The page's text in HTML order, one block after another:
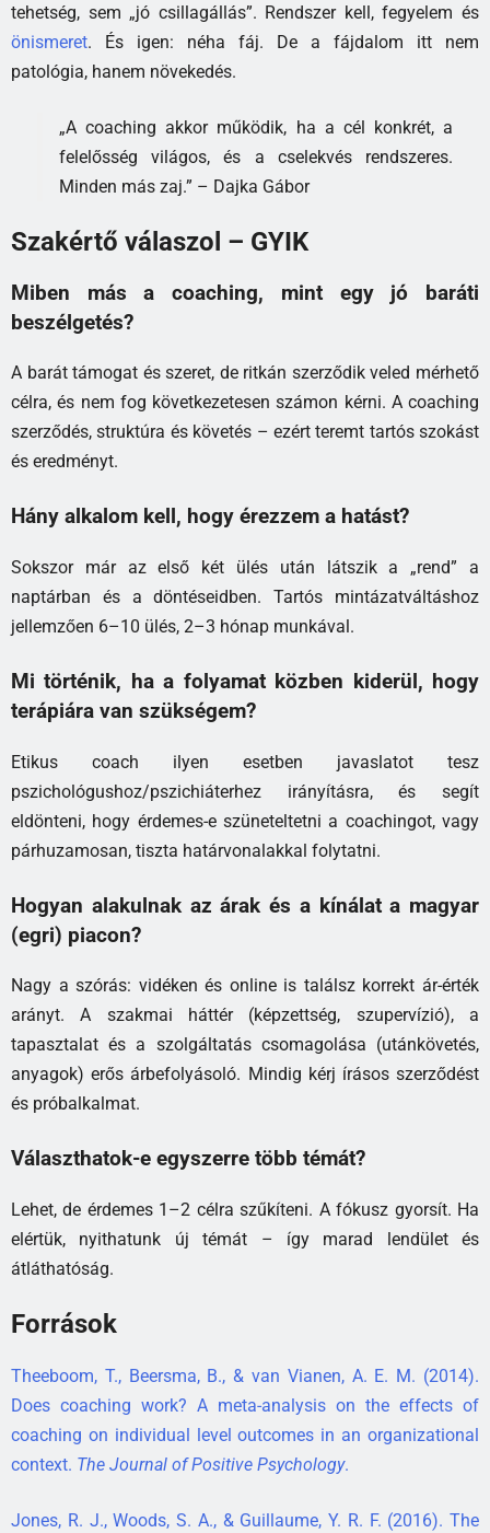
tehetség, sem „jó csillagállás”. Rendszer kell, fegyelem és
önismeret. És igen: néha fáj. De a fájdalom itt nem
patológia, hanem növekedés.
„A coaching akkor működik, ha a cél konkrét, a
felelősség világos, és a cselekvés rendszeres.
Minden más zaj.” – Dajka Gábor
Szakértő válaszol – GYIK
Miben más a coaching, mint egy jó baráti
beszélgetés?
A barát támogat és szeret, de ritkán szerződik veled mérhető
célra, és nem fog következetesen számon kérni. A coaching
szerződés, struktúra és követés – ezért teremt tartós szokást
és eredményt.
Hány alkalom kell, hogy érezzem a hatást?
Sokszor már az első két ülés után látszik a „rend” a
naptárban és a döntéseidben. Tartós mintázatváltáshoz
jellemzően 6–10 ülés, 2–3 hónap munkával.
Mi történik, ha a folyamat közben kiderül, hogy
terápiára van szükségem?
Etikus coach ilyen esetben javaslatot tesz
pszichológushoz/pszichiáterhez irányításra, és segít
eldönteni, hogy érdemes-e szüneteltetni a coachingot, vagy
párhuzamosan, tiszta határvonalakkal folytatni.
Hogyan alakulnak az árak és a kínálat a magyar
(egri) piacon?
Nagy a szórás: vidéken és online is találsz korrekt ár-érték
arányt. A szakmai háttér (képzettség, szupervízió), a
tapasztalat és a szolgáltatás csomagolása (utánkövetés,
anyagok) erős árbefolyásoló. Mindig kérj írásos szerződést
és próbalkalmat.
Választhatok-e egyszerre több témát?
Lehet, de érdemes 1–2 célra szűkíteni. A fókusz gyorsít. Ha
elértük, nyithatunk új témát – így marad lendület és
átláthatóság.
Források
Theeboom, T., Beersma, B., & van Vianen, A. E. M. (2014).
Does coaching work? A meta-analysis on the effects of
coaching on individual level outcomes in an organizational
context. The Journal of Positive Psychology.
Jones, R. J., Woods, S. A., & Guillaume, Y. R. F. (2016). The